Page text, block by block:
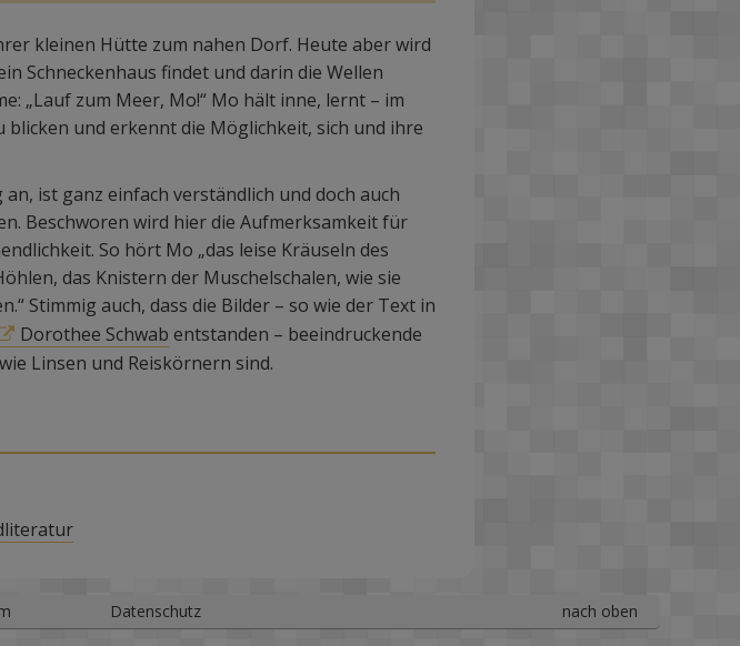
kleinen Hütte zum nahen Dorf. Heute aber wird
Schneckenhaus findet und darin die Wellen
„Lauf zum Meer, Mo!“ Mo hält inne, lernt – im
blicken und erkennt die Möglichkeit, sich und ihre
ist ganz einfach verständlich und doch auch
Beschworen wird hier die Aufmerksamkeit für
So hört Mo „das leise Kräuseln des
das Knistern der Muschelschalen, wie sie
Stimmig auch, dass die Bilder – so wie der Text in
Dorothee Schwab entstanden – beeindruckende
Linsen und Reiskörnern sind.
Datenschutz nach oben